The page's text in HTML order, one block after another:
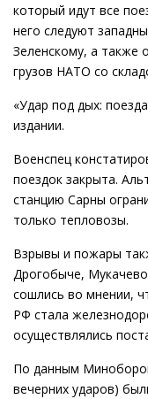
который идут все
него следуют
Зеленскому, а также
грузов НАТО со
«Удар под дых:
издании.
Военспец
поездок закрыта.
станцию Сарны
только тепловозы.
Взрывы и пожары
Дрогобыче,
сошлись во мнении,
РФ стала
осуществлялись
По данным
вечерних ударов)